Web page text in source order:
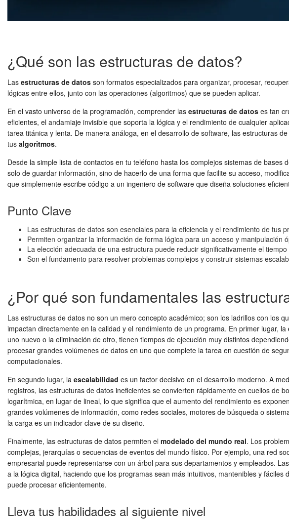
¿Qué son las estructuras de datos?
Las estructuras de datos son formatos especializados para organizar, procesar,
lógicas entre ellos, junto con las operaciones (algoritmos) que se pueden aplicar.
En el vasto universo de la programación, comprender las estructuras de datos es tan
eficientes, el andamiaje invisible que soporta la lógica y el rendimiento de cualquier
tarea titánica y lenta. De manera análoga, en el desarrollo de software, las estructuras
tus algoritmos.
Desde la simple lista de contactos en tu teléfono hasta los complejos sistemas de
solo de guardar información, sino de hacerlo de una forma que facilite su acceso,
que simplemente escribe código a un ingeniero de software que diseña soluciones
Punto Clave
Las estructuras de datos son esenciales para la eficiencia y el rendimiento de tus
Permiten organizar la información de forma lógica para un acceso y manipulación
La elección adecuada de una estructura puede reducir significativamente el
Son el fundamento para resolver problemas complejos y construir sistemas
¿Por qué son fundamentales las
Las estructuras de datos no son un mero concepto académico; son los ladrillos con los
impactan directamente en la calidad y el rendimiento de un programa. En primer lugar, la
uno nuevo o la eliminación de otro, tienen tiempos de ejecución muy distintos
procesar grandes volúmenes de datos en uno que complete la tarea en cuestión de
computacionales.
En segundo lugar, la escalabilidad es un factor decisivo en el desarrollo moderno. A
registros, las estructuras de datos ineficientes se convierten rápidamente en cuellos de
logarítmica, en lugar de lineal, lo que significa que el aumento del rendimiento es
grandes volúmenes de información, como redes sociales, motores de búsqueda o
la carga es un indicador clave de su diseño.
Finalmente, las estructuras de datos permiten el modelado del mundo real. Los
complejas, jerarquías o secuencias de eventos del mundo físico. Por ejemplo, una red
empresarial puede representarse con un árbol para sus departamentos y empleados.
a la lógica digital, haciendo que los programas sean más intuitivos, mantenibles y
puede procesar eficientemente.
Lleva tus habilidades al siguiente nivel